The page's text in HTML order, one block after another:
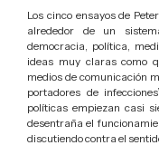
Los cinco ensayos de
alrededor de un
democracia, política,
ideas muy claras como
medios de comunicación
portadores de
políticas empiezan casi
desentraña el
discutiendo contra el